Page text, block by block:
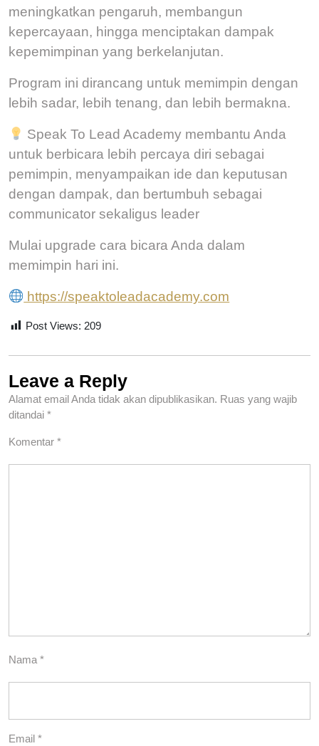
meningkatkan pengaruh, membangun
kepercayaan, hingga menciptakan dampak
kepemimpinan yang berkelanjutan.
Program ini dirancang untuk memimpin dengan
lebih sadar, lebih tenang, dan lebih bermakna.
Speak To Lead Academy membantu Anda
untuk berbicara lebih percaya diri sebagai
pemimpin, menyampaikan ide dan keputusan
dengan dampak, dan bertumbuh sebagai
communicator sekaligus leader
Mulai upgrade cara bicara Anda dalam
memimpin hari ini.
https://speaktoleadacademy.com
Post Views: 209
Leave a Reply
Alamat email Anda tidak akan dipublikasikan. Ruas yang wajib
ditandai *
Komentar *
Nama *
Email *